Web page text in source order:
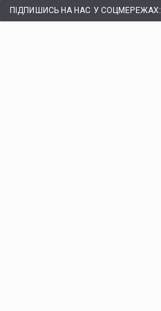
ПІДПИШИСЬ НА НАС У СОЦМЕРЕЖАХ: